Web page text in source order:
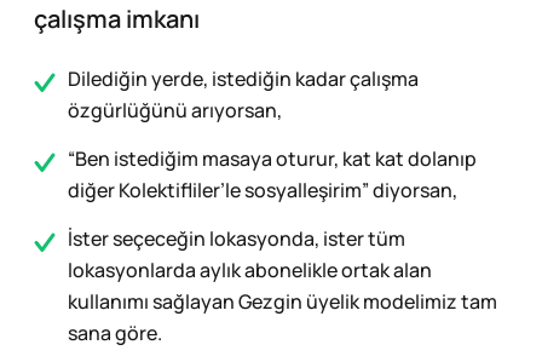
çalışma imkanı
Dilediğin yerde, istediğin kadar çalışma
özgürlüğünü arıyorsan,
“Ben istediğim masaya oturur, kat kat dolanıp
diğer Kolektifliler’le sosyalleşirim” diyorsan,
İster seçeceğin lokasyonda, ister tüm
lokasyonlarda aylık abonelikle ortak alan
kullanımı sağlayan Gezgin üyelik modelimiz tam
sana göre.